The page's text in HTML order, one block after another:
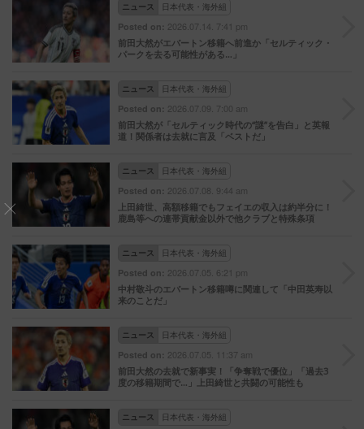
ニュース 日本代表・海外組
Posted on: 2026.07.14. 7:41 pm
前田大然がエバートン移籍へ前進か「セルティック・
パークを去る可能性がある…」
ニュース 日本代表・海外組
Posted on: 2026.07.09. 7:00 am
前田大然が「セルティック時代の“謎”を告白」と英報
道！関係者は去就に言及「ベストだ」
ニュース 日本代表・海外組
Posted on: 2026.07.08. 9:44 am
上田綺世、高額移籍でもフェイエの収入は約半分に！
鹿島等への連帯貢献金以外で他クラブと特殊条項
ニュース 日本代表・海外組
Posted on: 2026.07.05. 6:21 pm
中村敬斗のエバートン移籍噂に関連して「中田英寿以
来のことだ」
ニュース 日本代表・海外組
Posted on: 2026.07.05. 11:37 am
前田大然の去就で新事実！「争奪戦で優位」「過去3
度の移籍期間で…」上田綺世と共闘の可能性も
ニュース 日本代表・海外組